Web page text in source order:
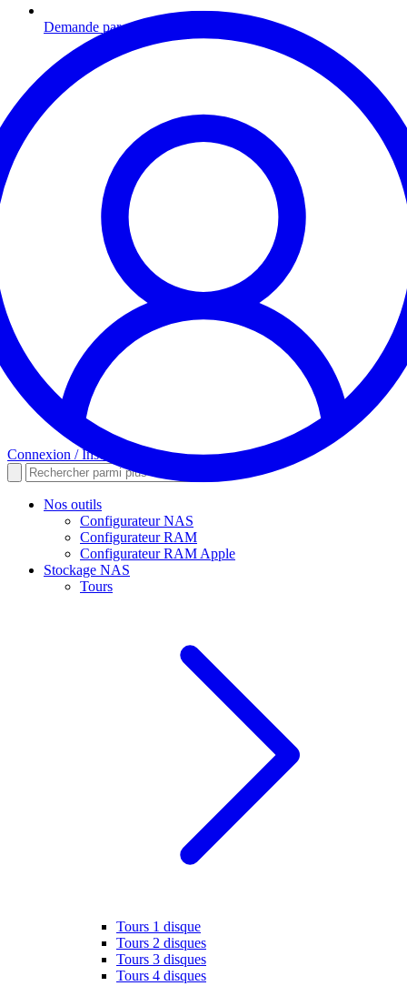
Demande par email
Connexion / Inscription
Nos outils
Configurateur NAS
Configurateur RAM
Configurateur RAM Apple
Stockage NAS
Tours
Tours 1 disque
Tours 2 disques
Tours 3 disques
Tours 4 disques